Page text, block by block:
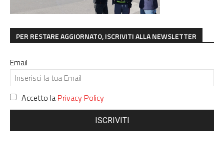
PER RESTARE AGGIORNATO, ISCRIVITI ALLA NEWSLETTER
Email
Accetto la Privacy Policy
ISCRIVITI